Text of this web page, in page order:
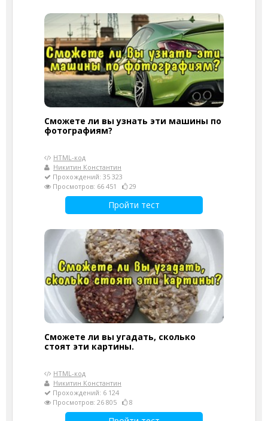
Сможете ли вы узнать эти машины по
фотографиям?
HTML-код
Никитин Константин
Прохождений: 35 323
Просмотров: 66 451
29
Пройти тест
Сможете ли вы угадать, сколько
стоят эти картины.
HTML-код
Никитин Константин
Прохождений: 6 124
Просмотров: 26 805
8